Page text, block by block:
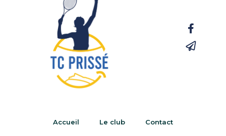
Accueil Le club Contact